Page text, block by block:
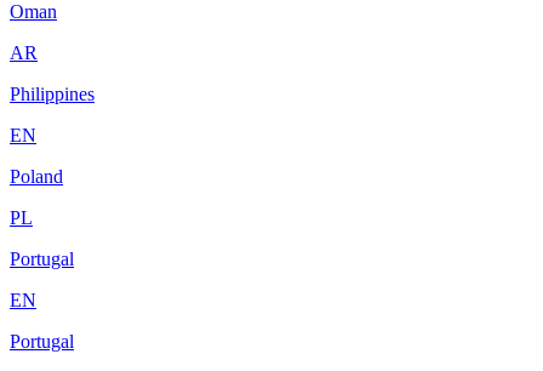
Oman
AR
Philippines
EN
Poland
PL
Portugal
EN
Portugal